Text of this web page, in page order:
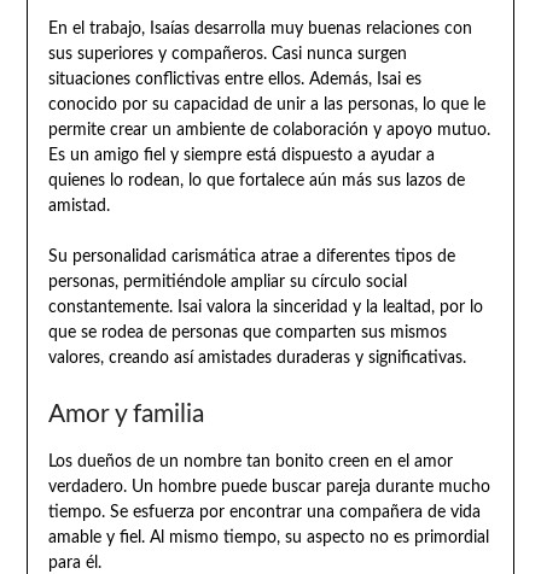
En el trabajo, Isaías desarrolla muy buenas relaciones con
sus superiores y compañeros. Casi nunca surgen
situaciones conflictivas entre ellos. Además, Isai es
conocido por su capacidad de unir a las personas, lo que le
permite crear un ambiente de colaboración y apoyo mutuo.
Es un amigo fiel y siempre está dispuesto a ayudar a
quienes lo rodean, lo que fortalece aún más sus lazos de
amistad.
Su personalidad carismática atrae a diferentes tipos de
personas, permitiéndole ampliar su círculo social
constantemente. Isai valora la sinceridad y la lealtad, por lo
que se rodea de personas que comparten sus mismos
valores, creando así amistades duraderas y significativas.
Amor y familia
Los dueños de un nombre tan bonito creen en el amor
verdadero. Un hombre puede buscar pareja durante mucho
tiempo. Se esfuerza por encontrar una compañera de vida
amable y fiel. Al mismo tiempo, su aspecto no es primordial
para él.